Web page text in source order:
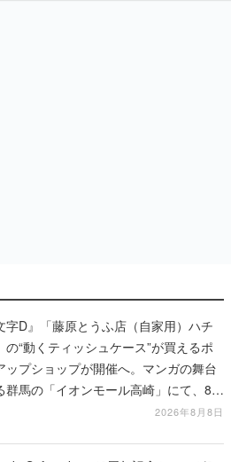
字D』「藤原とうふ店（自家用）ハチ
の“動くティッシュケース”が買えるポ
ップショップが開催へ。マンガの舞台
群馬の「イオンモール高崎」にて、8月
ら8月20日までの期間限定で開催予定
2026年8月8日